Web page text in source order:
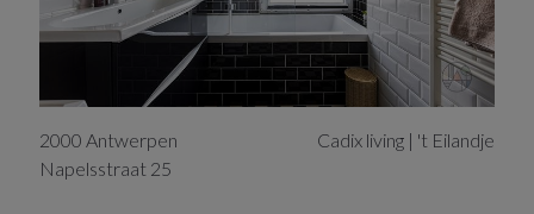
2000 Antwerpen
Napelsstraat 25
Cadix living | 't Eilandje